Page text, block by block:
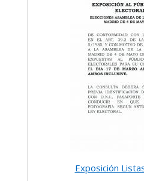
Exposición